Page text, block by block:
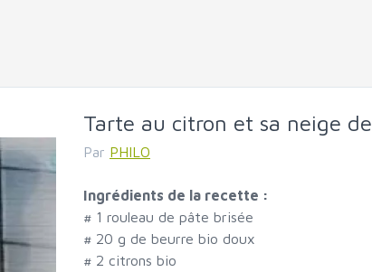
Tarte au citron et sa neige
Par PHILO
Ingrédients de la recette :
# 1 rouleau de pâte brisée
# 20 g de beurre bio doux
# 2 citrons bio